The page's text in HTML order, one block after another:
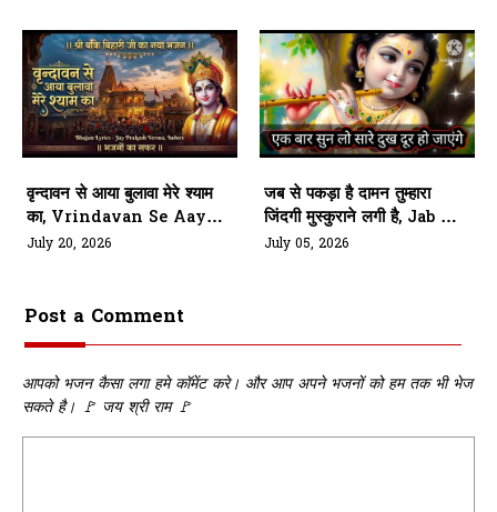
वृन्दावन से आया बुलावा मेरे श्याम
का, Vrindavan Se Aaya
Bulawa Mere Shyam Ka
July 20, 2026
जब से पकड़ा है दामन तुम्हारा
जिंदगी मुस्कुराने लगी है, Jab Se
Pakda Hai Daman
July 05, 2026
Post a Comment
आपको भजन कैसा लगा हमे कॉमेंट करे। और आप अपने भजनों को हम तक भी भेज
सकते है। 🚩 जय श्री राम 🚩